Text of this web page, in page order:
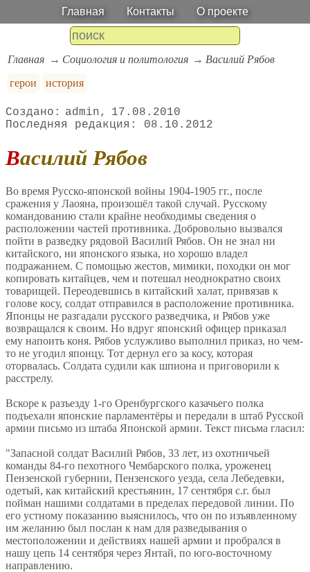
Главная Контакты О проекте
Главная Социология и политология
Василий Рябов
герои
история
admin
17.08.2010
08.10.2012
Василий Рябов
Во время Русско-японской войны 1904-1905 гг., после
сражения у Лаояна, произошёл такой случай. Русскому
командованию стали крайне необходимы сведения о
расположении частей противника. Добровольно вызвался
пойти в разведку рядовой Василий Рябов. Он не знал ни
китайского, ни японского языка, но хорошо владел
подражанием. С помощью жестов, мимики, походки он мог
копировать китайцев, чем и потешал неоднократно своих
товарищей. Переодевшись в китайский халат, привязав к
голове косу, солдат отправился в расположение противника.
Японцы не разгадали русского разведчика, и Рябов уже
возвращался к своим. Но вдруг японский офицер приказал
ему напоить коня. Рябов услужливо выполнил приказ, но чем-
то не угодил японцу. Тот дернул его за косу, которая
оторвалась. Солдата судили как шпиона и приговорили к
расстрелу.
Вскоре к разъезду 1-го Оренбургского казачьего полка
подъехали японские парламентёры и передали в штаб Русской
армии письмо из штаба Японской армии. Текст письма гласил:
"Запасной солдат Василий Рябов, 33 лет, из охотничьей
команды 84-го пехотного Чембарского полка, уроженец
Пензенской губернии, Пензенского уезда, села Лебедевки,
одетый, как китайский крестьянин, 17 сентября с.г. был
пойман нашими солдатами в пределах передовой линии. По
его устному показанию выяснилось, что он по изъявленному
им желанию был послан к нам для разведывания о
местоположении и действиях нашей армии и пробрался в
нашу цепь 14 сентября через Янтай, по юго-восточному
направлению.